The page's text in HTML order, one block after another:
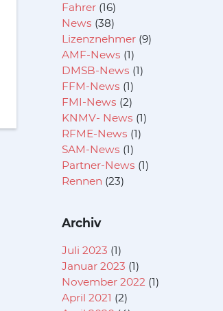
Fahrer (16)
News (38)
Lizenznehmer (9)
AMF-News (1)
DMSB-News (1)
FFM-News (1)
FMI-News (2)
KNMV- News (1)
RFME-News (1)
SAM-News (1)
Partner-News (1)
Rennen (23)
Archiv
Juli 2023 (1)
Januar 2023 (1)
November 2022 (1)
April 2021 (2)